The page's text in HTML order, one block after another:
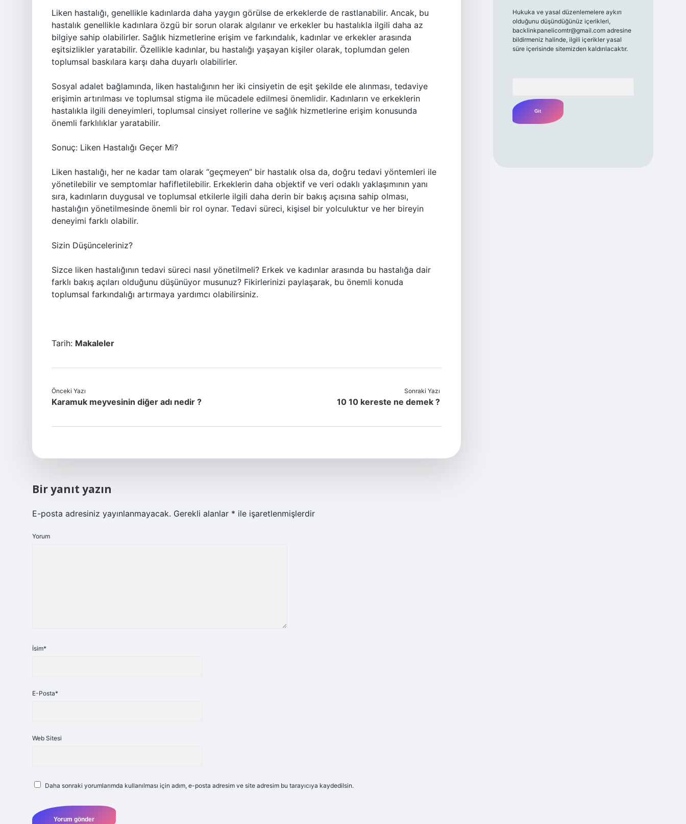
Liken hastalığı, genellikle kadınlarda daha yaygın görülse de erkeklerde de rastlanabilir. Ancak, bu
hastalık genellikle kadınlara özgü bir sorun olarak algılanır ve erkekler bu hastalıkla ilgili daha az
bilgiye sahip olabilirler. Sağlık hizmetlerine erişim ve farkındalık, kadınlar ve erkekler arasında
eşitsizlikler yaratabilir. Özellikle kadınlar, bu hastalığı yaşayan kişiler olarak, toplumdan gelen
toplumsal baskılara karşı daha duyarlı olabilirler.
Sosyal adalet bağlamında, liken hastalığının her iki cinsiyetin de eşit şekilde ele alınması, tedaviye
erişimin artırılması ve toplumsal stigma ile mücadele edilmesi önemlidir. Kadınların ve erkeklerin
hastalıkla ilgili deneyimleri, toplumsal cinsiyet rollerine ve sağlık hizmetlerine erişim konusunda
önemli farklılıklar yaratabilir.
Sonuç: Liken Hastalığı Geçer Mi?
Liken hastalığı, her ne kadar tam olarak “geçmeyen” bir hastalık olsa da, doğru tedavi yöntemleri ile
yönetilebilir ve semptomlar hafifletilebilir. Erkeklerin daha objektif ve veri odaklı yaklaşımının yanı
sıra, kadınların duygusal ve toplumsal etkilerle ilgili daha derin bir bakış açısına sahip olması,
hastalığın yönetilmesinde önemli bir rol oynar. Tedavi süreci, kişisel bir yolculuktur ve her bireyin
deneyimi farklı olabilir.
Sizin Düşünceleriniz?
Sizce liken hastalığının tedavi süreci nasıl yönetilmeli? Erkek ve kadınlar arasında bu hastalığa dair
farklı bakış açıları olduğunu düşünüyor musunuz? Fikirlerinizi paylaşarak, bu önemli konuda
toplumsal farkındalığı artırmaya yardımcı olabilirsiniz.
Tarih: Makaleler
Önceki Yazı
Karamuk meyvesinin diğer adı nedir ?
Sonraki Yazı
10 10 kereste ne demek ?
Bir yanıt yazın
E-posta adresiniz yayınlanmayacak. Gerekli alanlar * ile işaretlenmişlerdir
Yorum
İsim*
E-Posta*
Web Sitesi
Daha sonraki yorumlarımda kullanılması için adım, e-posta adresim ve site adresim bu tarayıcıya kaydedilsin.
Hukuka ve yasal düzenlemelere aykırı
olduğunu düşündüğünüz içerikleri,
backlinkpanelicomtr@gmail.comadresine
bildirmeniz halinde, ilgili içerikler yasal
süre içerisinde sitemizden kaldırılacaktır.